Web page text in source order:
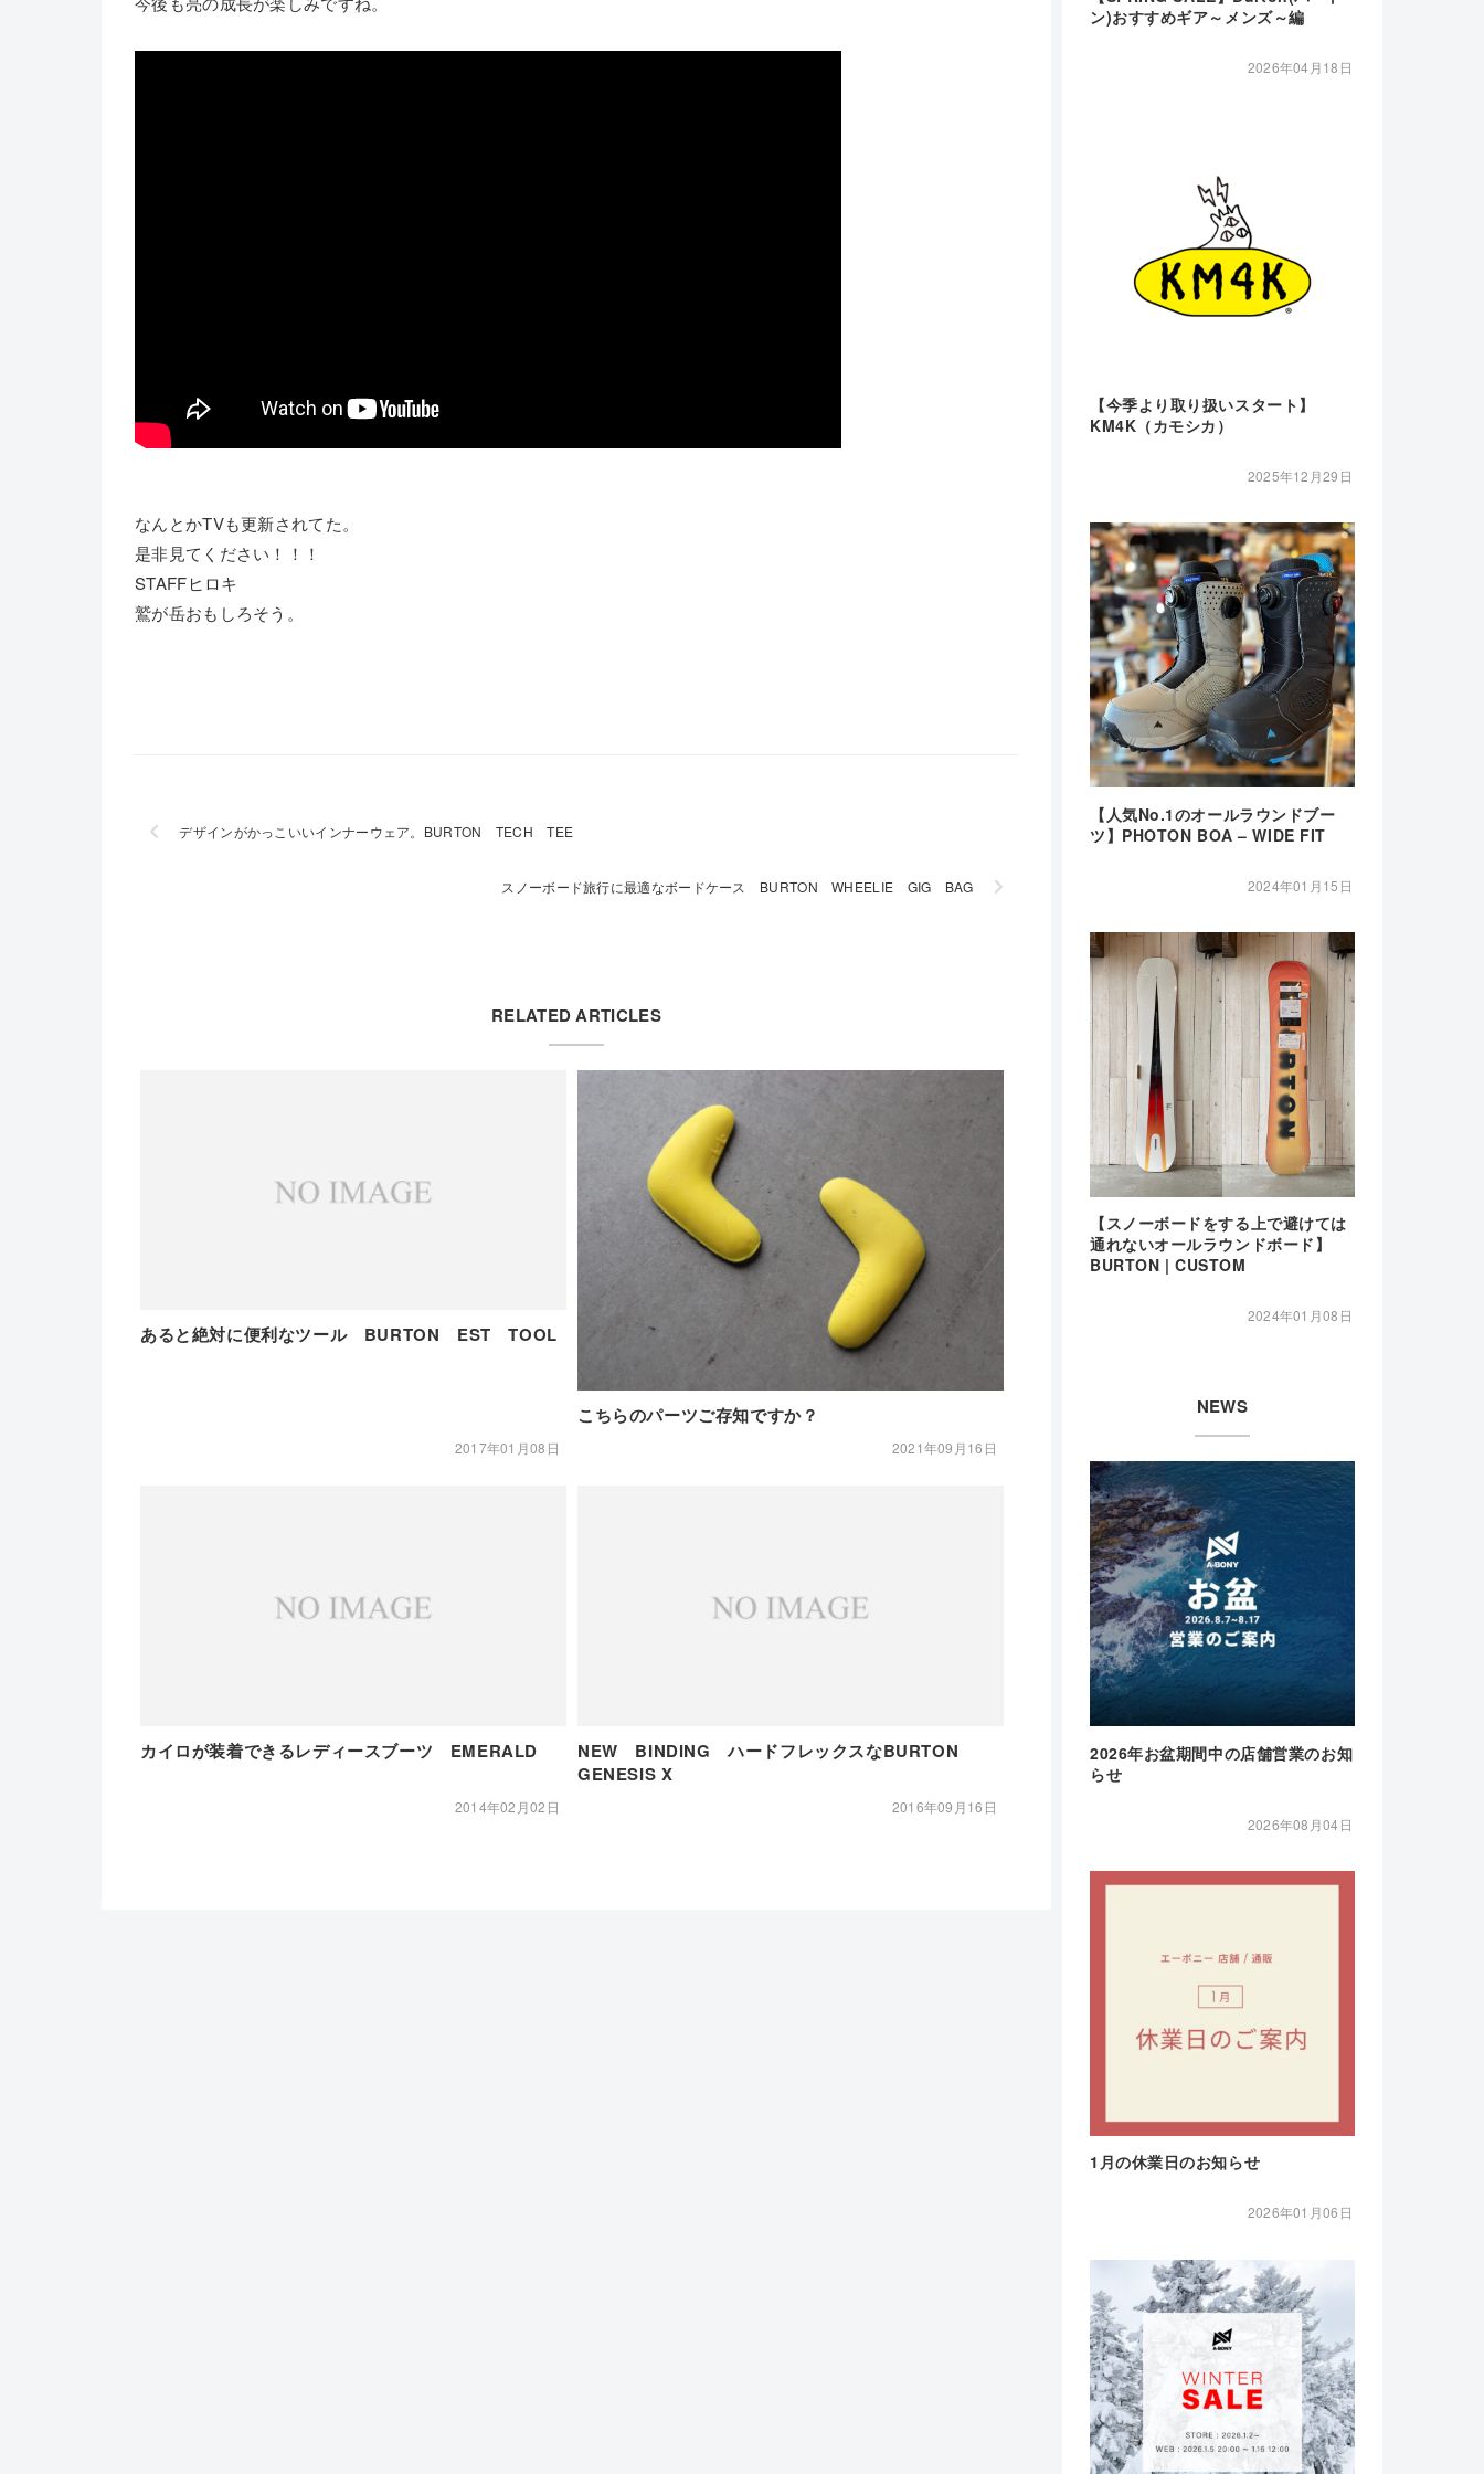
なんとかTVも更新されてた。
是非見てください！！！
STAFFヒロキ
鷲が岳おもしろそう。
デザインがかっこいいインナーウェア。BURTON TECH TEE
スノーボード旅行に最適なボードケース BURTON WHEELIE GIG BAG
RELATED ARTICLES
あると絶対に便利なツール BURTON EST TOOL
2017年01月08日
こちらのパーツご存知ですか？
2021年09月16日
カイロが装着できるレディースブーツ EMERALD
2014年02月02日
NEW BINDING ハードフレックスなBURTON
GENESIS X
2016年09月16日
ン)おすすめギア～メンズ～編
2026年04月18日
【今季より取り扱いスタート】
KM4K（カモシカ）
2025年12月29日
【人気No.1のオールラウンドブー
ツ】PHOTON BOA – WIDE FIT
2024年01月15日
【スノーボードをする上で避けては
通れないオールラウンドボード】
BURTON | CUSTOM
2024年01月08日
NEWS
2026年お盆期間中の店舗営業のお知
らせ
2026年08月04日
1月の休業日のお知らせ
2026年01月06日